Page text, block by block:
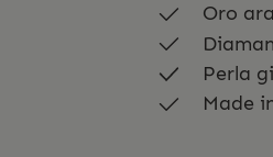
Oro
Perla
Made